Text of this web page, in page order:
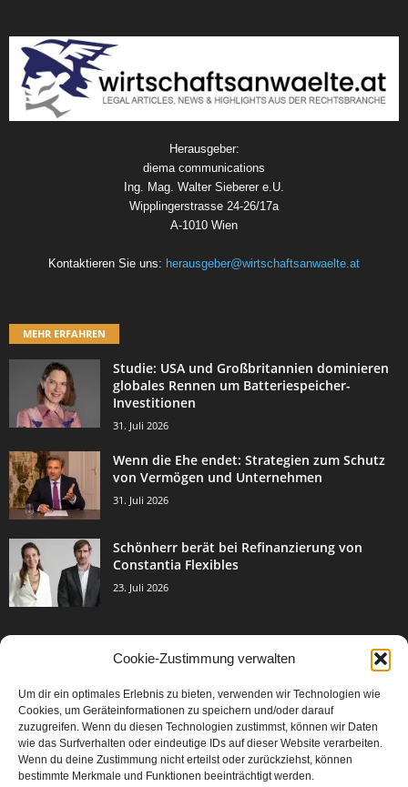
Cookie-Zustimmung verwalten
Um dir ein optimales Erlebnis zu bieten, verwenden wir Technologien wie
Cookies, um Geräteinformationen zu speichern und/oder darauf
zuzugreifen. Wenn du diesen Technologien zustimmst, können wir Daten
wie das Surfverhalten oder eindeutige IDs auf dieser Website verarbeiten.
Wenn du deine Zustimmung nicht erteilst oder zurückziehst, können
bestimmte Merkmale und Funktionen beeinträchtigt werden.
Herausgeber:
diema communications
Ing. Mag. Walter Sieberer e.U.
Wipplingerstrasse 24-26/17a
A-1010 Wien
Kontaktieren Sie uns: herausgeber@wirtschaftsanwaelte.at
MEHR ERFAHREN
Studie: USA und Großbritannien dominieren
globales Rennen um Batteriespeicher-
Investitionen
31. Juli 2026
Wenn die Ehe endet: Strategien zum Schutz
von Vermögen und Unternehmen
31. Juli 2026
Schönherr berät bei Refinanzierung von
Constantia Flexibles
23. Juli 2026
Events & Success 3002
Breaking News 2067
Aktuelles
Featured Article